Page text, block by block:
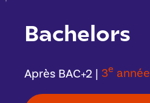
Bachelors
Après BAC+2 | 3e année